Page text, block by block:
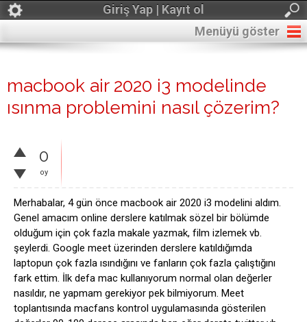
Giriş Yap | Kayıt ol
Menüyü göster
macbook air 2020 i3 modelinde
ısınma problemini nasıl çözerim?
0
oy
Merhabalar, 4 gün önce macbook air 2020 i3 modelini aldım.
Genel amacım online derslere katılmak sözel bir bölümde
olduğum için çok fazla makale yazmak, film izlemek vb.
şeylerdi. Google meet üzerinden derslere katıldığımda
laptopun çok fazla ısındığını ve fanların çok fazla çalıştığını
fark ettim. İlk defa mac kullanıyorum normal olan değerler
nasıldır, ne yapmam gerekiyor pek bilmiyorum. Meet
toplantısında macfans kontrol uygulamasında gösterilen